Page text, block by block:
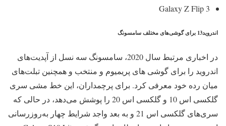
Galaxy Z Flip 3
اندروید13 برای گوشی‌های مختلف سامسونگ
در اخباری مرتبط سال 2020، سامسونگ سه نسل از آپدیت‌های
اندروید را برای گوشی های پریمیوم و منتخب و همچنین تبلت‌های
میان رده خود معرفی کرد. برای پرچمداران، این خط‌ مشی سری
گلکسی اس 10 و گلکسی اس 20 را پوشش می‌دهد، در حالی که
سری‌های گلکسی اس 21 و به بعد واجد شرایط چهار به‌روزرسانی